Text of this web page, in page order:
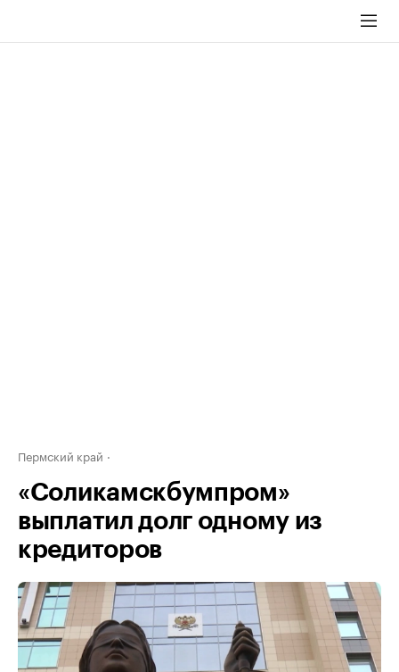
Пермский край
«Соликамскбумпром»
выплатил долг одному из
кредиторов